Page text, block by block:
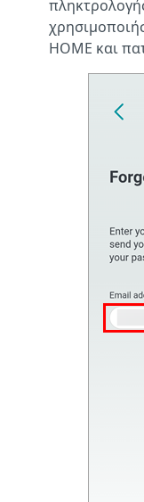
HOME και